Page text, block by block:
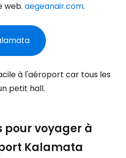
web. aegeanair.com.
à l'aéroport car tous les
petit hall.
pour voyager à
Kalamata